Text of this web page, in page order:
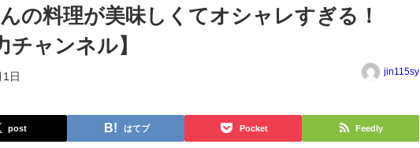
の料理が美味しくてオシャレすぎる！
チャンネル】
1日 jin115sy
post はてブ Pocket Feedly